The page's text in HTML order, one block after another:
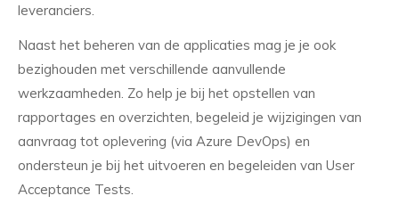
leveranciers.
Naast het beheren van de applicaties mag je je ook
bezighouden met verschillende aanvullende
werkzaamheden. Zo help je bij het opstellen van
rapportages en overzichten, begeleid je wijzigingen van
aanvraag tot oplevering (via Azure DevOps) en
ondersteun je bij het uitvoeren en begeleiden van User
Acceptance Tests.